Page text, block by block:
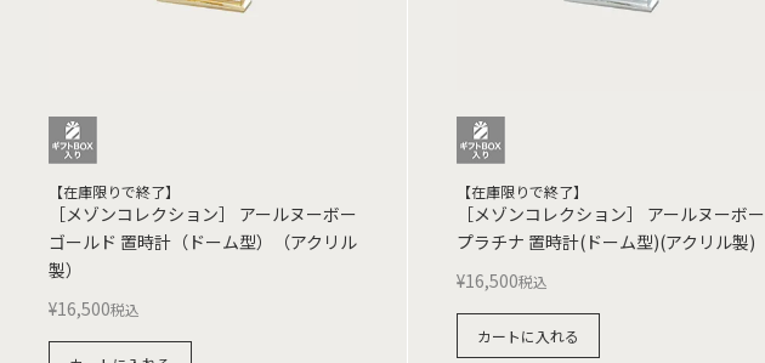
【在庫限りで終了】
［メゾンコレクション］ アールヌーボー
ゴールド 置時計（ドーム型）（アクリル
製）
¥16,500税込
【在庫限りで終了】
［メゾンコレクション］ アールヌーボー
プラチナ 置時計(ドーム型)(アクリル製)
¥16,500税込
カートに入れる